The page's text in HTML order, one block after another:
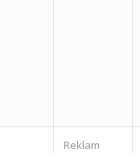
Reklam